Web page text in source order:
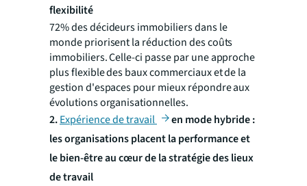
flexibilité
72% des décideurs immobiliers dans le
monde priorisent la réduction des coûts
immobiliers. Celle-ci passe par une approche
plus flexible des baux commerciaux et de la
gestion d'espaces pour mieux répondre aux
évolutions organisationnelles.
2.Expérience de travail
en mode hybride :
les organisations placent la performance et
le bien-être au cœur de la stratégie des lieux
de travail